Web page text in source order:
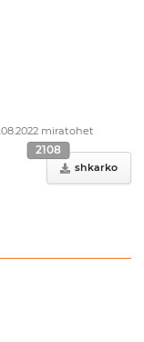
miratohet
shkarko
2108